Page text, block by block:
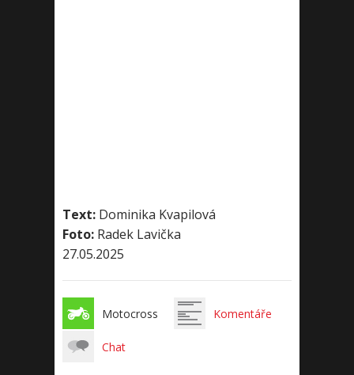
Text: Dominika Kvapilová
Foto: Radek Lavička
27.05.2025
Motocross Komentáře
Chat